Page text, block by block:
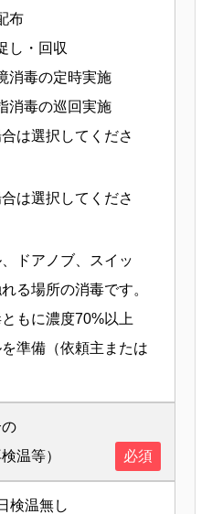
布
し・回収
消毒の定時実施
消毒の巡回実施
選択してくださ
選択してくださ
ドアノブ、スイッ
る場所の消毒です。
もに濃度70%以上
準備（依頼主または
検温等）
必須
検温無し